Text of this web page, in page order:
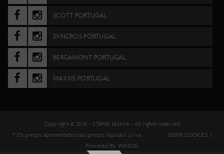
SCOTT PORTUGAL
SYNCROS PORTUGAL
BERGAMONT PORTUGAL
MAXXIS PORTUGAL
Copyright © 2018 -STAND JASMA- All rights reserved
* Os preços apresentados são preços líquidos s/iva
GERIR COOKIES
Powered By WINSIG